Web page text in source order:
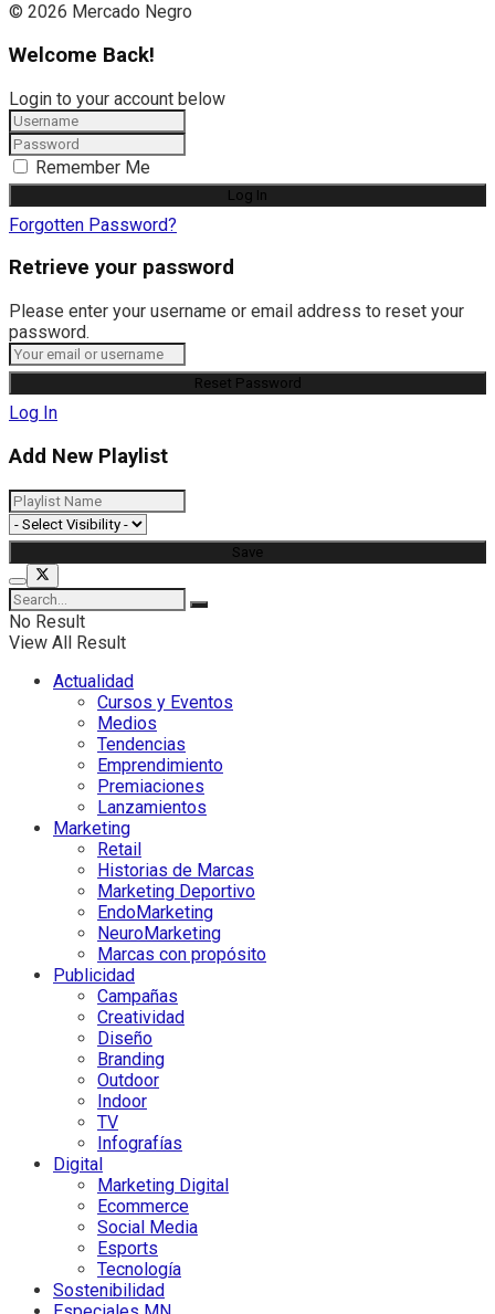
© 2026 Mercado Negro
Welcome Back!
Login to your account below
Remember Me
Forgotten Password?
Retrieve your password
Please enter your username or email address to reset your
password.
Log In
Add New Playlist
No Result
View All Result
Actualidad
Cursos y Eventos
Medios
Tendencias
Emprendimiento
Premiaciones
Lanzamientos
Marketing
Retail
Historias de Marcas
Marketing Deportivo
EndoMarketing
NeuroMarketing
Marcas con propósito
Publicidad
Campañas
Creatividad
Diseño
Branding
Outdoor
Indoor
TV
Infografías
Digital
Marketing Digital
Ecommerce
Social Media
Esports
Tecnología
Sostenibilidad